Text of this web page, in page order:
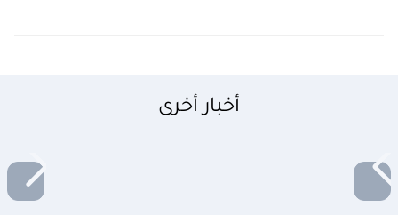
أخبار أخرى